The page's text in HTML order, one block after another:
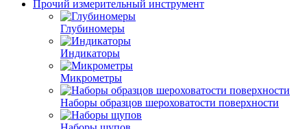
Прочий измерительный инструмент
Глубиномеры
Индикаторы
Микрометры
Наборы образцов шероховатости поверхности